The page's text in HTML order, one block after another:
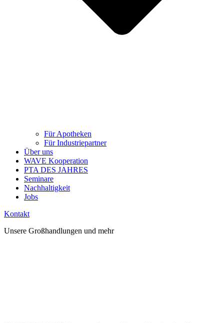
Für Apotheken
Für Industriepartner
Über uns
WAVE Kooperation
PTA DES JAHRES
Seminare
Nachhaltigkeit
Jobs
Kontakt
Unsere Großhandlungen und mehr